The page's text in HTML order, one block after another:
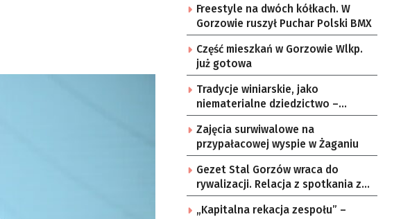
Freestyle na dwóch kółkach. W
Gorzowie ruszył Puchar Polski BMX
Część mieszkań w Gorzowie Wlkp.
już gotowa
Tradycje winiarskie, jako
niematerialne dziedzictwo –
konsultacje i projekt
Zajęcia surwiwalowe na
przypałacowej wyspie w Żaganiu
Gezet Stal Gorzów wraca do
rywalizacji. Relacja z spotkania z
częstochowskimi lwami u nas!
„Kapitalna rekacja zespołu” –